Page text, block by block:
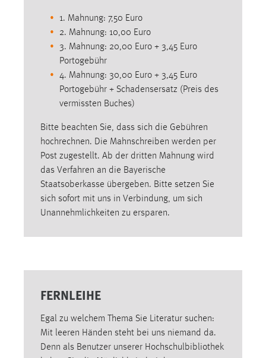
1. Mahnung: 7,50 Euro
2. Mahnung: 10,00 Euro
3. Mahnung: 20,00 Euro + 3,45 Euro
Portogebühr
4. Mahnung: 30,00 Euro + 3,45 Euro
Portogebühr + Schadensersatz (Preis des
vermissten Buches)
Bitte beachten Sie, dass sich die Gebühren
hochrechnen. Die Mahnschreiben werden per
Post zugestellt. Ab der dritten Mahnung wird
das Verfahren an die Bayerische
Staatsoberkasse übergeben. Bitte setzen Sie
sich sofort mit uns in Verbindung, um sich
Unannehmlichkeiten zu ersparen.
FERNLEIHE
Egal zu welchem Thema Sie Literatur suchen:
Mit leeren Händen steht bei uns niemand da.
Denn als Benutzer unserer Hochschulbibliothek
MibewSessionID, MIBEW_UserID, mibew_locale, mibew-
chat-frame-style-5e9dbeb1811c0446
Zweck:
Wird benötigt um die Chatfunktion nutzen zu können.
Cookie Laufzeit:
MibewSessionID, mibew-chat-frame-style-
Jahre, MIBEW_UserID = 1 Jahr
Login
Name:
fe_user, be_user, be_lastLoginProvider
Dieser Cookie ist notwendig um sich an der Website
Cookie Laufzeit:
STATISTIK
Statistik Cookies erfassen Informationen anonym.